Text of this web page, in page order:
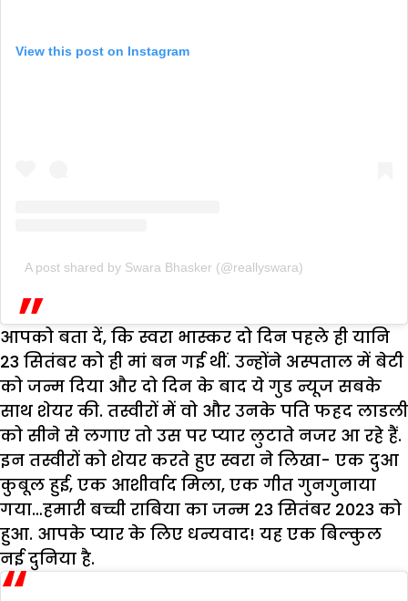
View this post on Instagram
A post shared by Swara Bhasker (@reallyswara)
आपको बता दें, कि स्वरा भास्कर दो दिन पहले ही यानि
23 सितंबर को ही मां बन गई थीं. उन्होंने अस्पताल में बेटी
को जन्म दिया और दो दिन के बाद ये गुड न्यूज सबके
साथ शेयर की. तस्वीरों में वो और उनके पति फहद लाडली
को सीने से लगाए तो उस पर प्यार लुटाते नजर आ रहे हैं.
इन तस्वीरों को शेयर करते हुए स्वरा ने लिखा- एक दुआ
कुबूल हुई, एक आशीर्वाद मिला, एक गीत गुनगुनाया
गया…हमारी बच्ची राबिया का जन्म 23 सितंबर 2023 को
हुआ. आपके प्यार के लिए धन्यवाद! यह एक बिल्कुल
नई दुनिया है.